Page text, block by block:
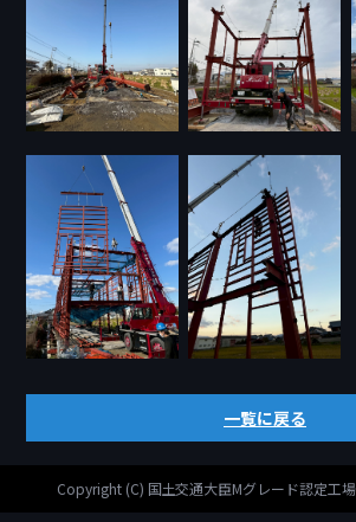
一覧に戻る
Copyright (C) 国土交通大臣Mグレード認定工